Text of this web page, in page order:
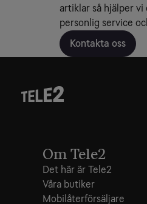
artiklar så hjälper
personlig service
Kontakta oss
Om Tele2
Det här är Tele2
Våra butiker
Mobilåterförsäljare